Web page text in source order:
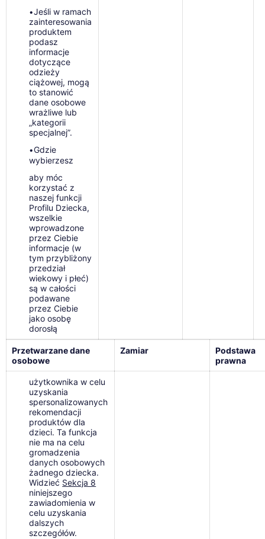
•Jeśli w ramach
zainteresowania
produktem
podasz
informacje
dotyczące
odzieży
ciążowej, mogą
to stanowić
dane osobowe
wrażliwe lub
„kategorii
specjalnej”.
•Gdzie
wybierzesz
aby móc
korzystać z
naszej funkcji
Profilu Dziecka,
wszelkie
wprowadzone
przez Ciebie
informacje (w
tym przybliżony
przedział
wiekowy i płeć)
są w całości
podawane
przez Ciebie
jako osobę
dorosłą
Przetwarzane dane
osobowe
Zamiar
Podstawa
prawna
użytkownika w celu
uzyskania
spersonalizowanych
rekomendacji
produktów dla
dzieci. Ta funkcja
nie ma na celu
gromadzenia
danych osobowych
żadnego dziecka.
Widzieć Sekcja 8
niniejszego
zawiadomienia w
celu uzyskania
dalszych
szczegółów.